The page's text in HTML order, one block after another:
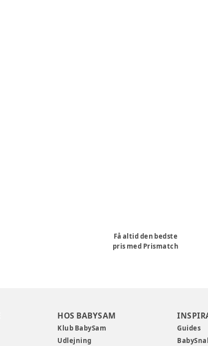
Få altid den bedste
pris med Prismatch
HOS BABYSAM
Klub BabySam
Udlejning
Guides